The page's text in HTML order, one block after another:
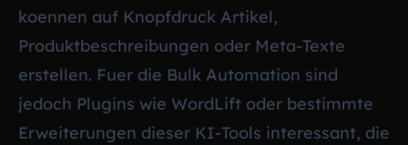
koennen auf Knopfdruck Artikel,
Produktbeschreibungen oder Meta-Texte
erstellen. Fuer die Bulk Automation sind
jedoch Plugins wie WordLift oder bestimmte
Erweiterungen dieser KI-Tools interessant, die